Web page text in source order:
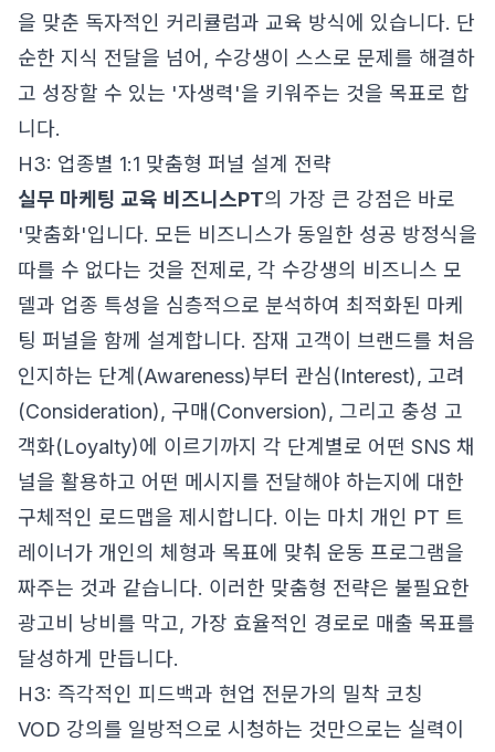
을 맞춘 독자적인 커리큘럼과 교육 방식에 있습니다. 단
순한 지식 전달을 넘어, 수강생이 스스로 문제를 해결하
고 성장할 수 있는 '자생력'을 키워주는 것을 목표로 합
니다.
H3: 업종별 1:1 맞춤형 퍼널 설계 전략
실무 마케팅 교육 비즈니스PT의 가장 큰 강점은 바로
'맞춤화'입니다. 모든 비즈니스가 동일한 성공 방정식을
따를 수 없다는 것을 전제로, 각 수강생의 비즈니스 모
델과 업종 특성을 심층적으로 분석하여 최적화된 마케
팅 퍼널을 함께 설계합니다. 잠재 고객이 브랜드를 처음
인지하는 단계(Awareness)부터 관심(Interest), 고려
(Consideration), 구매(Conversion), 그리고 충성 고
객화(Loyalty)에 이르기까지 각 단계별로 어떤 SNS 채
널을 활용하고 어떤 메시지를 전달해야 하는지에 대한
구체적인 로드맵을 제시합니다. 이는 마치 개인 PT 트
레이너가 개인의 체형과 목표에 맞춰 운동 프로그램을
짜주는 것과 같습니다. 이러한 맞춤형 전략은 불필요한
광고비 낭비를 막고, 가장 효율적인 경로로 매출 목표를
달성하게 만듭니다.
H3: 즉각적인 피드백과 현업 전문가의 밀착 코칭
VOD 강의를 일방적으로 시청하는 것만으로는 실력이